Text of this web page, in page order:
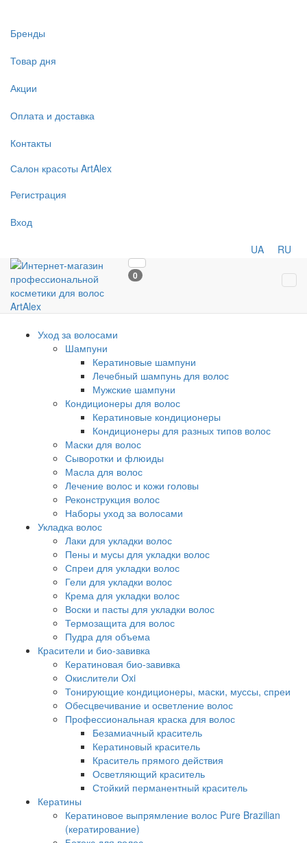
Бренды
Товар дня
Акции
Оплата и доставка
Контакты
Салон красоты ArtAlex
Регистрация
Вход
UA RU
0
Уход за волосами
Шампуни
Кератиновые шампуни
Лечебный шампунь для волос
Мужские шампуни
Кондиционеры для волос
Кератиновые кондиционеры
Кондиционеры для разных типов волос
Маски для волос
Сыворотки и флюиды
Масла для волос
Лечение волос и кожи головы
Реконструкция волос
Наборы уход за волосами
Укладка волос
Лаки для укладки волос
Пены и мусы для укладки волос
Спреи для укладки волос
Гели для укладки волос
Крема для укладки волос
Воски и пасты для укладки волос
Термозащита для волос
Пудра для объема
Красители и био-завивка
Кератиновая био-завивка
Окислители Oxi
Тонирующие кондиционеры, маски, муссы, спреи
Обесцвечивание и осветление волос
Профессиональная краска для волос
Безамиачный краситель
Кератиновый краситель
Краситель прямого действия
Осветляющий краситель
Стойкий перманентный краситель
Кератины
Кератиновое выпрямление волос Pure Brazilian
(кератирование)